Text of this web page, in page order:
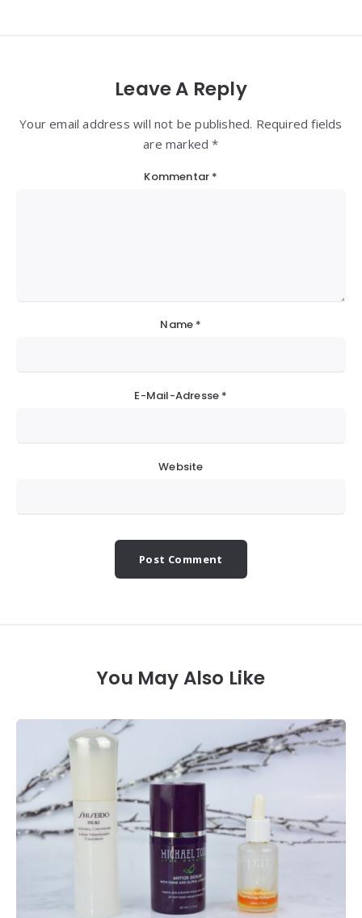
Leave A Reply
Your email address will not be published. Required fields
are marked *
Kommentar *
Name *
E-Mail-Adresse *
Website
You May Also Like